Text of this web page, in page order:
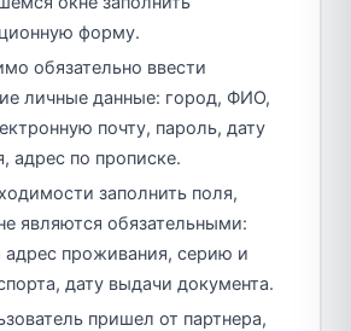
форму.
обязательно ввести
личные данные: город, ФИО,
почту, пароль, дату
адрес по прописке.
заполнить поля,
являются обязательными:
адрес проживания, серию и
дату выдачи документа.
пришел от партнера,